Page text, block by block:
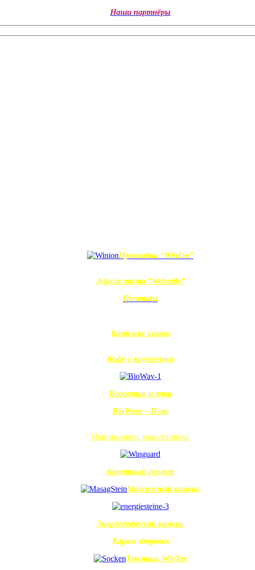
Наши партнёры
Прокладки “WinIon”
Зубная паста “Welsmile”
Пептиды
Комплекс злаков
Кофе с коллагеном
Воротник и очки
BioWave – Пояс
Напульсники, наколенники
Защитный стикер
Массажный камень
Энергетический камень
Карта здоровья
Текстиль WinTex